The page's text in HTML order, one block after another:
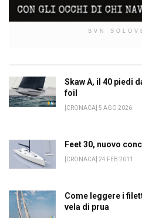
SVN
Skaw A, il 40 piedi
foil
[CRONACA] 5 AGO 2026
Feet 30, nuovo
[CRONACA] 24 FEB 2011
Come leggere i
vela di prua